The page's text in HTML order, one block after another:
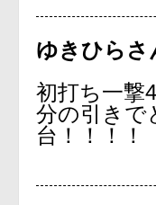
ゆきひらさ
初打ち一撃
分の引きで
台！！！！